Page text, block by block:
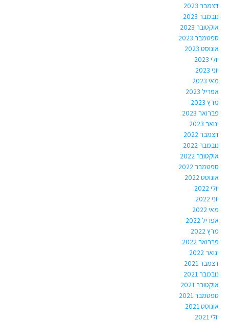
דצמבר 2023
נובמבר 2023
אוקטובר 2023
ספטמבר 2023
אוגוסט 2023
יולי 2023
יוני 2023
מאי 2023
אפריל 2023
מרץ 2023
פברואר 2023
ינואר 2023
דצמבר 2022
נובמבר 2022
אוקטובר 2022
ספטמבר 2022
אוגוסט 2022
יולי 2022
יוני 2022
מאי 2022
אפריל 2022
מרץ 2022
פברואר 2022
ינואר 2022
דצמבר 2021
נובמבר 2021
אוקטובר 2021
ספטמבר 2021
אוגוסט 2021
יולי 2021